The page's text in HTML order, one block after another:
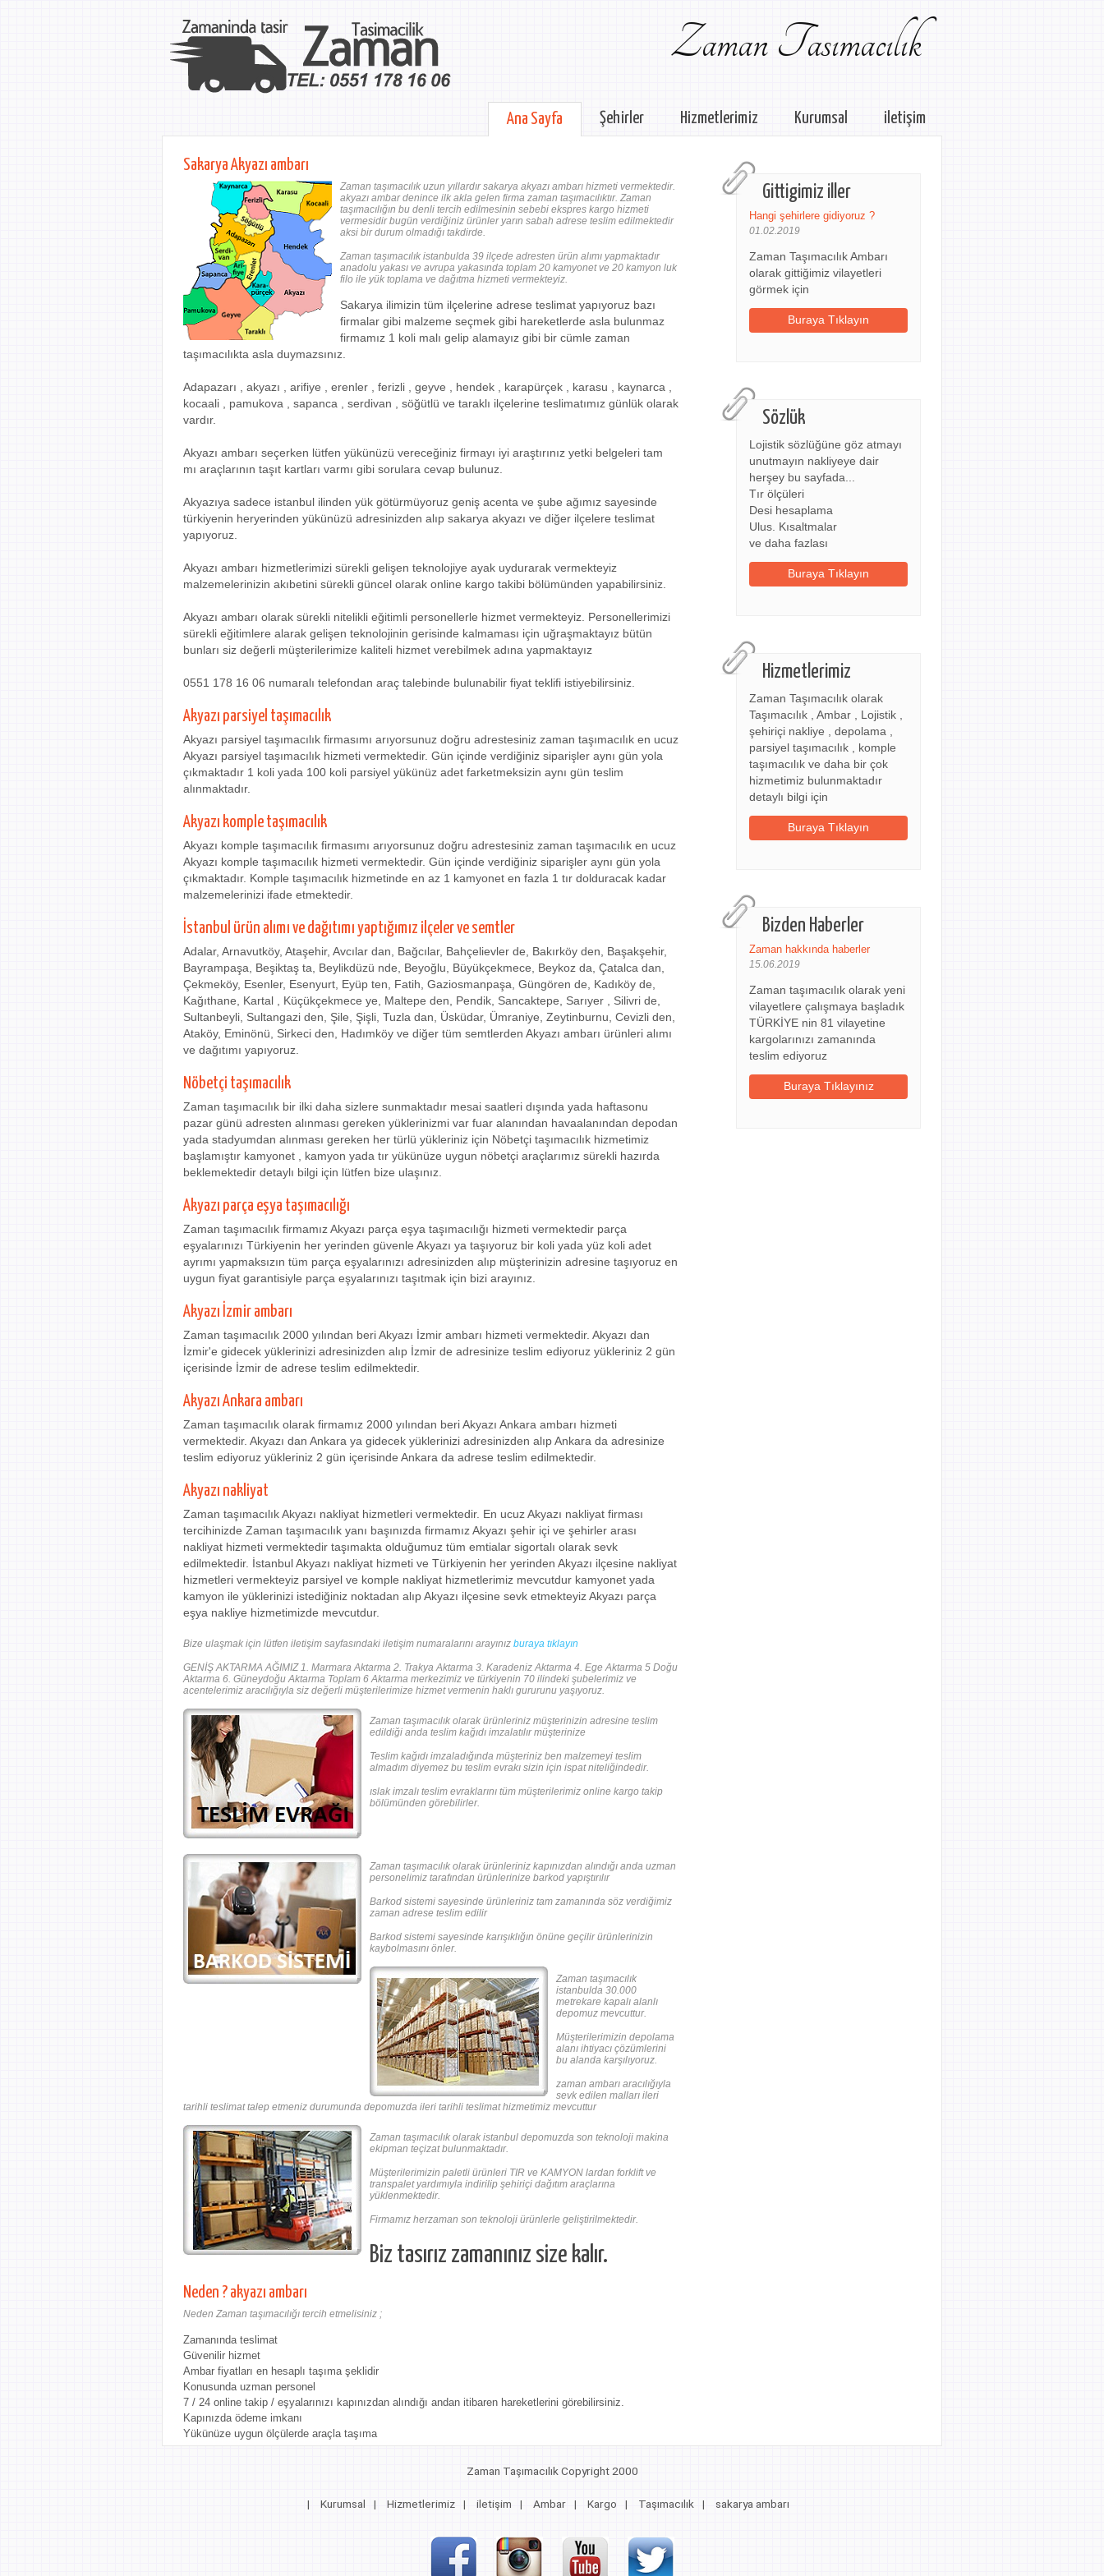
Zaman Tasımacılık
Ana Sayfa Şehirler Hizmetlerimiz Kurumsal iletişim
Gittigimiz iller
Hangi şehirlere gidiyoruz ?
01.02.2019
Zaman Taşımacılık Ambarı
olarak gittiğimiz vilayetleri
görmek için
Buraya Tıklayın
Sözlük
Lojistik sözlüğüne göz atmayı
unutmayın nakliyeye dair
herşey bu sayfada...
Tır ölçüleri
Desi hesaplama
Ulus. Kısaltmalar
ve daha fazlası
Buraya Tıklayın
Hizmetlerimiz
Zaman Taşımacılık olarak
Taşımacılık , Ambar , Lojistik ,
şehiriçi nakliye , depolama ,
parsiyel taşımacılık , komple
taşımacılık ve daha bir çok
hizmetimiz bulunmaktadır
detaylı bilgi için
Buraya Tıklayın
Bizden Haberler
Zaman hakkında haberler
15.06.2019
Zaman taşımacılık olarak yeni
vilayetlere çalışmaya başladık
TÜRKİYE nin 81 vilayetine
kargolarınızı zamanında
teslim ediyoruz
Buraya Tıklayınız
Sakarya Akyazı ambarı
Zaman taşımacılık uzun yıllardır sakarya akyazı ambarı hizmeti vermektedir.
akyazı ambar denince ilk akla gelen firma zaman taşımacılıktır. Zaman
taşımacılığın bu denli tercih edilmesinin sebebi ekspres kargo hizmeti
vermesidir bugün verdiğiniz ürünler yarın sabah adrese teslim edilmektedir
aksi bir durum olmadığı takdirde.
Zaman taşımacılık istanbulda 39 ilçede adresten ürün alımı yapmaktadır
anadolu yakası ve avrupa yakasında toplam 20 kamyonet ve 20 kamyon luk
filo ile yük toplama ve dağıtma hizmeti vermekteyiz.
Sakarya ilimizin tüm ilçelerine adrese teslimat yapıyoruz bazı
firmalar gibi malzeme seçmek gibi hareketlerde asla bulunmaz
firmamız 1 koli malı gelip alamayız gibi bir cümle zaman
taşımacılıkta asla duymazsınız.
Adapazarı , akyazı , arifiye , erenler , ferizli , geyve , hendek , karapürçek , karasu , kaynarca ,
kocaali , pamukova , sapanca , serdivan , söğütlü ve taraklı ilçelerine teslimatımız günlük olarak
vardır.
Akyazı ambarı seçerken lütfen yükünüzü vereceğiniz firmayı iyi araştırınız yetki belgeleri tam
mı araçlarının taşıt kartları varmı gibi sorulara cevap bulunuz.
Akyazıya sadece istanbul ilinden yük götürmüyoruz geniş acenta ve şube ağımız sayesinde
türkiyenin heryerinden yükünüzü adresinizden alıp sakarya akyazı ve diğer ilçelere teslimat
yapıyoruz.
Akyazı ambarı hizmetlerimizi sürekli gelişen teknolojiye ayak uydurarak vermekteyiz
malzemelerinizin akıbetini sürekli güncel olarak online kargo takibi bölümünden yapabilirsiniz.
Akyazı ambarı olarak sürekli nitelikli eğitimli personellerle hizmet vermekteyiz. Personellerimizi
sürekli eğitimlere alarak gelişen teknolojinin gerisinde kalmaması için uğraşmaktayız bütün
bunları siz değerli müşterilerimize kaliteli hizmet verebilmek adına yapmaktayız
0551 178 16 06 numaralı telefondan araç talebinde bulunabilir fiyat teklifi istiyebilirsiniz.
Akyazı parsiyel taşımacılık
Akyazı parsiyel taşımacılık firmasımı arıyorsunuz doğru adrestesiniz zaman taşımacılık en ucuz
Akyazı parsiyel taşımacılık hizmeti vermektedir. Gün içinde verdiğiniz siparişler aynı gün yola
çıkmaktadır 1 koli yada 100 koli parsiyel yükünüz adet farketmeksizin aynı gün teslim
alınmaktadır.
Akyazı komple taşımacılık
Akyazı komple taşımacılık firmasımı arıyorsunuz doğru adrestesiniz zaman taşımacılık en ucuz
Akyazı komple taşımacılık hizmeti vermektedir. Gün içinde verdiğiniz siparişler aynı gün yola
çıkmaktadır. Komple taşımacılık hizmetinde en az 1 kamyonet en fazla 1 tır dolduracak kadar
malzemelerinizi ifade etmektedir.
İstanbul ürün alımı ve dağıtımı yaptığımız ilçeler ve semtler
Adalar, Arnavutköy, Ataşehir, Avcılar dan, Bağcılar, Bahçelievler de, Bakırköy den, Başakşehir,
Bayrampaşa, Beşiktaş ta, Beylikdüzü nde, Beyoğlu, Büyükçekmece, Beykoz da, Çatalca dan,
Çekmeköy, Esenler, Esenyurt, Eyüp ten, Fatih, Gaziosmanpaşa, Güngören de, Kadıköy de,
Kağıthane, Kartal , Küçükçekmece ye, Maltepe den, Pendik, Sancaktepe, Sarıyer , Silivri de,
Sultanbeyli, Sultangazi den, Şile, Şişli, Tuzla dan, Üsküdar, Ümraniye, Zeytinburnu, Cevizli den,
Ataköy, Eminönü, Sirkeci den, Hadımköy ve diğer tüm semtlerden Akyazı ambarı ürünleri alımı
ve dağıtımı yapıyoruz.
Nöbetçi taşımacılık
Zaman taşımacılık bir ilki daha sizlere sunmaktadır mesai saatleri dışında yada haftasonu
pazar günü adresten alınması gereken yüklerinizmi var fuar alanından havaalanından depodan
yada stadyumdan alınması gereken her türlü yükleriniz için Nöbetçi taşımacılık hizmetimiz
başlamıştır kamyonet , kamyon yada tır yükünüze uygun nöbetçi araçlarımız sürekli hazırda
beklemektedir detaylı bilgi için lütfen bize ulaşınız.
Akyazı parça eşya taşımacılığı
Zaman taşımacılık firmamız Akyazı parça eşya taşımacılığı hizmeti vermektedir parça
eşyalarınızı Türkiyenin her yerinden güvenle Akyazı ya taşıyoruz bir koli yada yüz koli adet
ayrımı yapmaksızın tüm parça eşyalarınızı adresinizden alıp müşterinizin adresine taşıyoruz en
uygun fiyat garantisiyle parça eşyalarınızı taşıtmak için bizi arayınız.
Akyazı İzmir ambarı
Zaman taşımacılık 2000 yılından beri Akyazı İzmir ambarı hizmeti vermektedir. Akyazı dan
İzmir'e gidecek yüklerinizi adresinizden alıp İzmir de adresinize teslim ediyoruz yükleriniz 2 gün
içerisinde İzmir de adrese teslim edilmektedir.
Akyazı Ankara ambarı
Zaman taşımacılık olarak firmamız 2000 yılından beri Akyazı Ankara ambarı hizmeti
vermektedir. Akyazı dan Ankara ya gidecek yüklerinizi adresinizden alıp Ankara da adresinize
teslim ediyoruz yükleriniz 2 gün içerisinde Ankara da adrese teslim edilmektedir.
Akyazı nakliyat
Zaman taşımacılık Akyazı nakliyat hizmetleri vermektedir. En ucuz Akyazı nakliyat firması
tercihinizde Zaman taşımacılık yanı başınızda firmamız Akyazı şehir içi ve şehirler arası
nakliyat hizmeti vermektedir taşımakta olduğumuz tüm emtialar sigortalı olarak sevk
edilmektedir. İstanbul Akyazı nakliyat hizmeti ve Türkiyenin her yerinden Akyazı ilçesine nakliyat
hizmetleri vermekteyiz parsiyel ve komple nakliyat hizmetlerimiz mevcutdur kamyonet yada
kamyon ile yüklerinizi istediğiniz noktadan alıp Akyazı ilçesine sevk etmekteyiz Akyazı parça
eşya nakliye hizmetimizde mevcutdur.
Bize ulaşmak için lütfen iletişim sayfasındaki iletişim numaralarını arayınız buraya tıklayın
GENİŞ AKTARMA AĞIMIZ 1. Marmara Aktarma 2. Trakya Aktarma 3. Karadeniz Aktarma 4. Ege Aktarma 5 Doğu
Aktarma 6. Güneydoğu Aktarma Toplam 6 Aktarma merkezimiz ve türkiyenin 70 ilindeki şubelerimiz ve
acentelerimiz aracılığıyla siz değerli müşterilerimize hizmet vermenin haklı gururunu yaşıyoruz.
Zaman taşımacılık olarak ürünleriniz müşterinizin adresine teslim
edildiği anda teslim kağıdı imzalatılır müşterinize
Teslim kağıdı imzaladığında müşteriniz ben malzemeyi teslim
almadım diyemez bu teslim evrakı sizin için ispat niteliğindedir.
ıslak imzalı teslim evraklarını tüm müşterilerimiz online kargo takip
bölümünden görebilirler.
Zaman taşımacılık olarak ürünleriniz kapınızdan alındığı anda uzman
personelimiz tarafından ürünlerinize barkod yapıştırılır
Barkod sistemi sayesinde ürünleriniz tam zamanında söz verdiğimiz
zaman adrese teslim edilir
Barkod sistemi sayesinde karışıklığın önüne geçilir ürünlerinizin
kaybolmasını önler.
Zaman taşımacılık
istanbulda 30.000
metrekare kapalı alanlı
depomuz mevcuttur.
Müşterilerimizin depolama
alanı ihtiyacı çözümlerini
bu alanda karşılıyoruz.
zaman ambarı aracılığıyla
sevk edilen malları ileri
tarihli teslimat talep etmeniz durumunda depomuzda ileri tarihli teslimat hizmetimiz mevcuttur
Zaman taşımacılık olarak istanbul depomuzda son teknoloji makina
ekipman teçizat bulunmaktadır.
Müşterilerimizin paletli ürünleri TIR ve KAMYON lardan forklift ve
transpalet yardımıyla indirilip şehiriçi dağıtım araçlarına
yüklenmektedir.
Firmamız herzaman son teknoloji ürünlerle geliştirilmektedir.
Biz tasırız zamanınız size kalır.
Neden ? akyazı ambarı
Neden Zaman taşımacılığı tercih etmelisiniz ;
Zamanında teslimat
Güvenilir hizmet
Ambar fiyatları en hesaplı taşıma şeklidir
Konusunda uzman personel
7 / 24 online takip / eşyalarınızı kapınızdan alındığı andan itibaren hareketlerini görebilirsiniz.
Kapınızda ödeme imkanı
Yükünüze uygun ölçülerde araçla taşıma
Zaman Taşımacılık Copyright 2000
| Kurumsal | Hizmetlerimiz | iletişim | Ambar | Kargo | Taşımacılık | sakarya ambarı